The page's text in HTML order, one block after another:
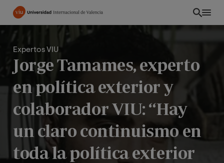
Pasar
contenido
principal
Expertos VIU
Jorge Tamames, experto
en política exterior y
colaborador VIU: “Hay
un claro continuismo en
toda la política exterior